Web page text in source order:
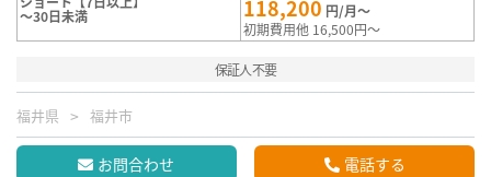
～30日未満 118,200 円/月～
初期費用他 16,500円～
保証人不要
福井県 福井市
お問合わせ 電話する